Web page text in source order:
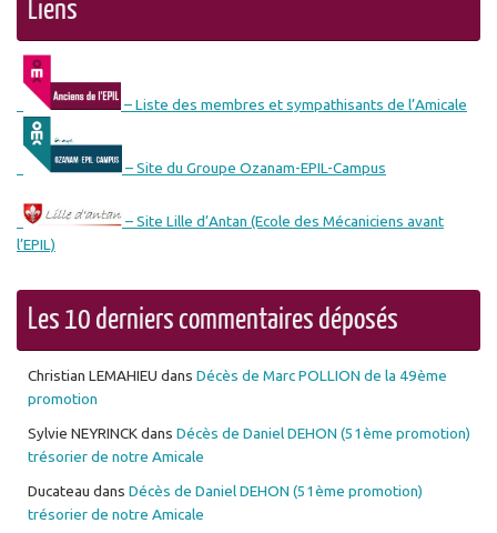
Liens
– Liste des membres et sympathisants de l’Amicale
– Site du Groupe Ozanam-EPIL-Campus
– Site Lille d’Antan (Ecole des Mécaniciens avant
l’EPIL)
Les 10 derniers commentaires déposés
Christian LEMAHIEU dans Décès de Marc POLLION de la 49ème
promotion
Sylvie NEYRINCKdans Décès de Daniel DEHON (51ème promotion)
trésorier de notre Amicale
Ducateau dans Décès de Daniel DEHON (51ème promotion)
trésorier de notre Amicale